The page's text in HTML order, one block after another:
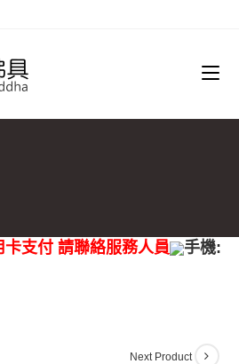
支付 請聯絡服務人員
手機:
Next Product